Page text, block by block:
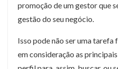
promoção de um gestor que
gestão do seu negócio.
Isso pode não ser uma
em consideração as